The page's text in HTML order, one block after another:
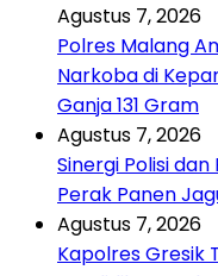
Agustus 7, 2026
Polres Malang
Narkoba di
Ganja 131 Gram
Agustus 7, 2026
Sinergi Polisi
Perak Panen
Agustus 7, 2026
Kapolres Gresik